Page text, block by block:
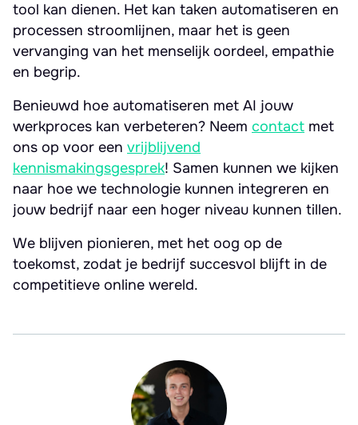
tool kan dienen. Het kan taken automatiseren en
processen stroomlijnen, maar het is geen
vervanging van het menselijk oordeel, empathie
en begrip.
Benieuwd hoe automatiseren met AI jouw
werkproces kan verbeteren? Neem contact met
ons op voor een vrijblijvend
kennismakingsgesprek! Samen kunnen we kijken
naar hoe we technologie kunnen integreren en
jouw bedrijf naar een hoger niveau kunnen tillen.
We blijven pionieren, met het oog op de
toekomst, zodat je bedrijf succesvol blijft in de
competitieve online wereld.